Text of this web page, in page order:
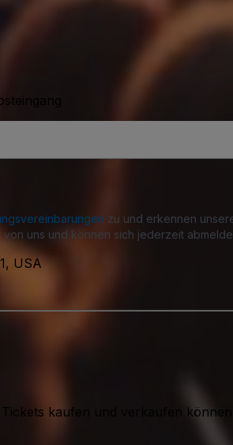
zu und erkennen
uns und können sich jederzeit
USA
kaufen und verkaufen